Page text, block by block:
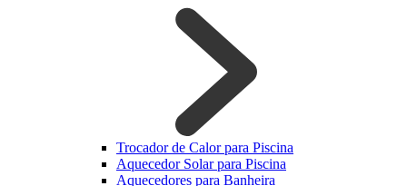
Trocador de Calor para Piscina
Aquecedor Solar para Piscina
Aquecedores para Banheira